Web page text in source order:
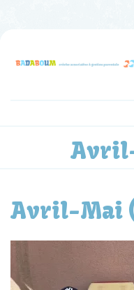
Avril-Mai